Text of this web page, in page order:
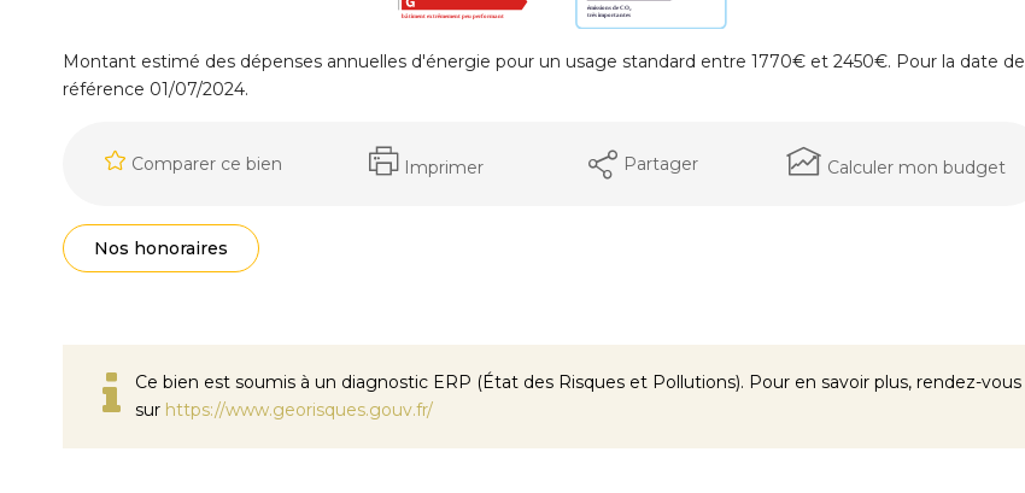
Montant estimé des dépenses annuelles d'énergie pour un usage standard entre 1770€ et 2450€. Pour la date de
référence 01/07/2024.
Comparer ce bien Imprimer Partager Calculer mon budget
Nos honoraires
Ce bien est soumis à un diagnostic ERP (État des Risques et Pollutions). Pour en savoir plus, rendez-vous
sur https://www.georisques.gouv.fr/